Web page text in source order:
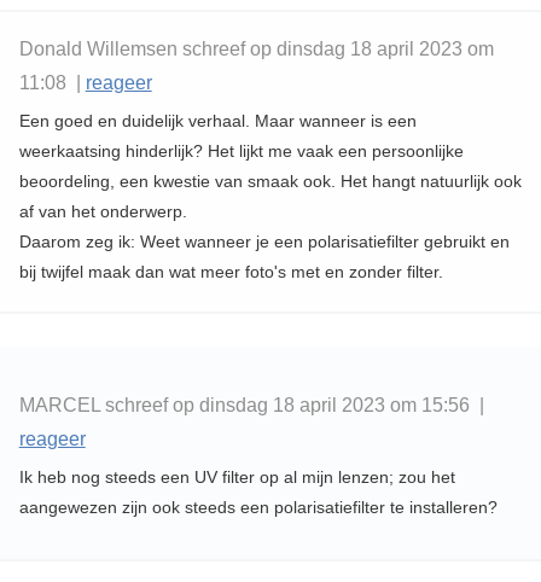
Donald Willemsen schreef op dinsdag 18 april 2023 om
11:08 | reageer
Een goed en duidelijk verhaal. Maar wanneer is een
weerkaatsing hinderlijk? Het lijkt me vaak een persoonlijke
beoordeling, een kwestie van smaak ook. Het hangt natuurlijk ook
af van het onderwerp.
Daarom zeg ik: Weet wanneer je een polarisatiefilter gebruikt en
bij twijfel maak dan wat meer foto's met en zonder filter.
MARCEL schreef op dinsdag 18 april 2023 om 15:56 |
reageer
Ik heb nog steeds een UV filter op al mijn lenzen; zou het
aangewezen zijn ook steeds een polarisatiefilter te installeren?